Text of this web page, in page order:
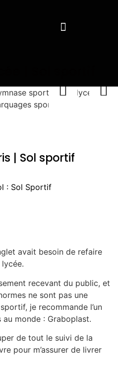
| Sol sportif
: Sol Sportif
avait besoin de refaire
recevant du public, et
ne sont pas une
je recommande l’un
monde : Graboplast.
de tout le suivi de la
pour m’assurer de livrer